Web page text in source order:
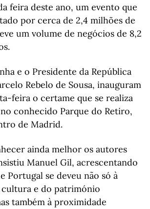
feira deste ano, um evento que
por cerca de 2,4 milhões de
um volume de negócios de 8,2
e o Presidente da República
Rebelo de Sousa, inauguram
feira o certame que se realiza
conhecido Parque do Retiro,
de Madrid.
ainda melhor os autores
Manuel Gil, acrescentando
Portugal se deveu não só à
e do património
também à proximidade